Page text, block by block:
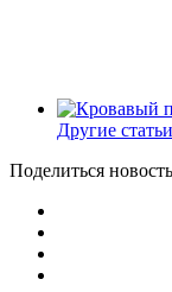
Другие
Поделиться